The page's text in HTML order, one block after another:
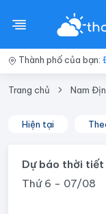
Thành phố của bạn:
Trang chủ Nam
Hiện tại
Dự báo thời tiết
Thứ 6 - 07/08